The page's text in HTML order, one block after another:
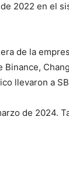
2022 en el
de la
llevaron a
de 2024.